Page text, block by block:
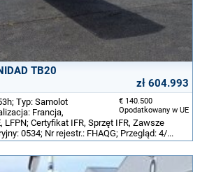
TB20
zł 604.993
€ 140.500
Opodatkowany w UE
Typ: Samolot
Francja,
LFPN; Certyfikat IFR, Sprzęt IFR, Zawsze
0534; Nr rejestr.: FHAQG; Przegląd: 4/...